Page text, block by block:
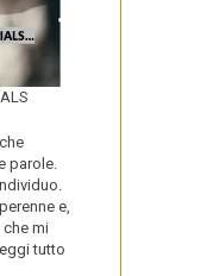
parole.
e,
che mi
tutto